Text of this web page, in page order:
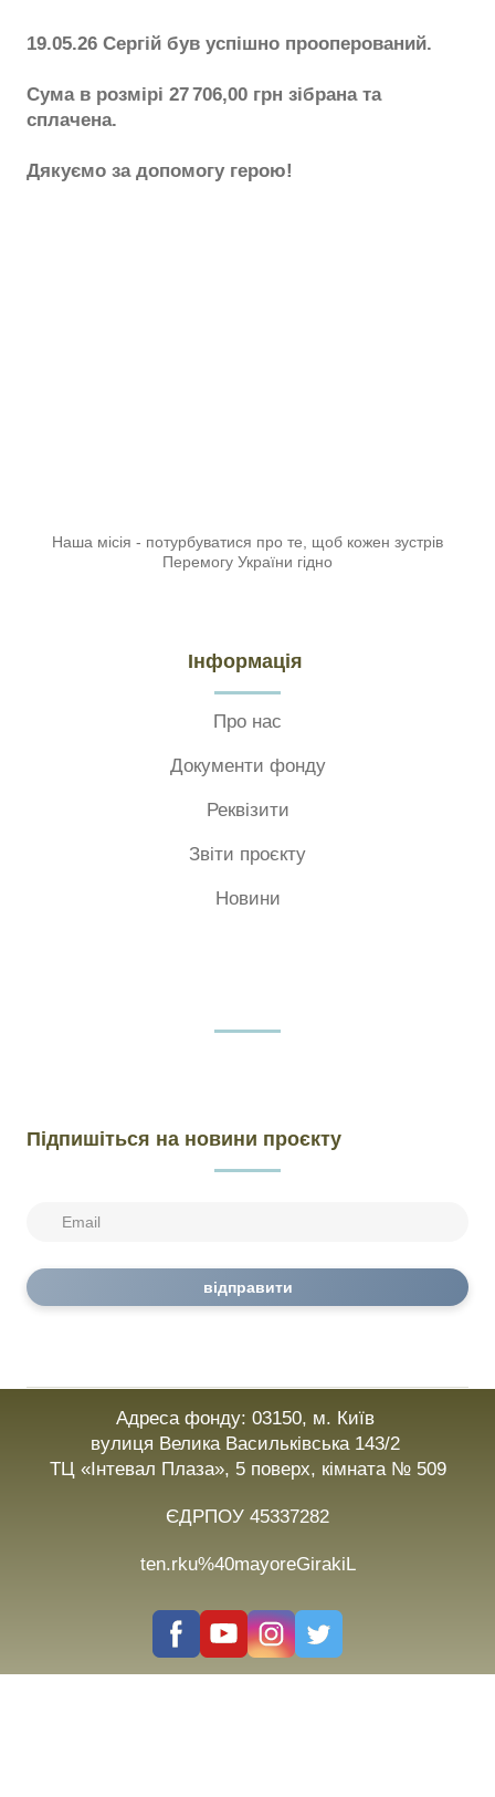
19.05.26 Сергій був успішно прооперований.
Сума в розмірі 27 706,00 грн зібрана та
сплачена.
Дякуємо за допомогу герою!
Наша місія - потурбуватися про те, щоб кожен зустрів
Перемогу України гідно
Інформація
Про нас
Документи фонду
Реквізити
Звіти проєкту
Новини
Підпишіться на новини проєкту
відправити
Адреса фонду: 03150, м. Київ
вулиця Велика Васильківська 143/2
ТЦ «Інтевал Плаза», 5 поверх, кімната № 509
ЄДРПОУ 45337282
ten.rku%40mayoreGirakiL